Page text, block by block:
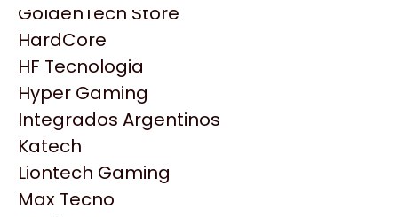
HP
HyperX
INNO3D
Intel
Kingston
Lenovo
Logitech
MSI
GoldenTech Store
HardCore
HF Tecnologia
Hyper Gaming
Integrados Argentinos
Katech
Liontech Gaming
Max Tecno